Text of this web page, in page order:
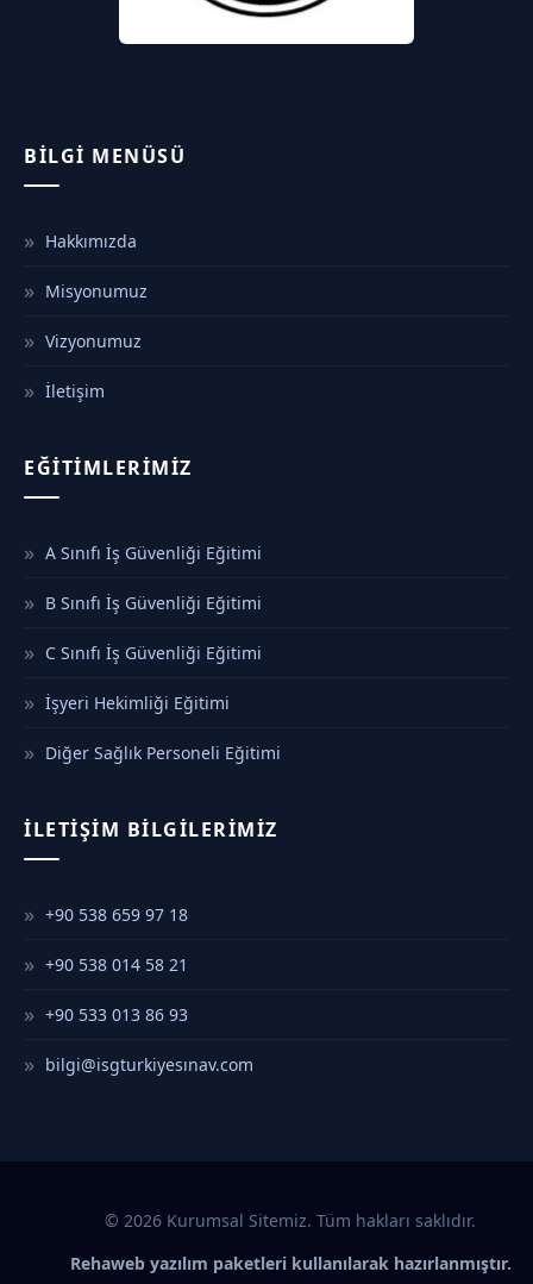
BILGI MENÜSÜ
Hakkımızda
Misyonumuz
Vizyonumuz
İletişim
EĞITIMLERIMIZ
A Sınıfı İş Güvenliği Eğitimi
B Sınıfı İş Güvenliği Eğitimi
C Sınıfı İş Güvenliği Eğitimi
İşyeri Hekimliği Eğitimi
Diğer Sağlık Personeli Eğitimi
İLETIŞIM BILGILERIMIZ
+90 538 659 97 18
+90 538 014 58 21
+90 533 013 86 93
bilgi@isgturkiyesınav.com
© 2026 Kurumsal Sitemiz. Tüm hakları saklıdır.
Rehaweb yazılım paketleri kullanılarak hazırlanmıştır.